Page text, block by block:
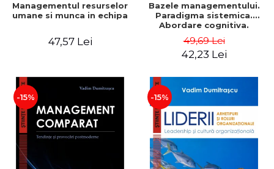
Managementul resurselor
umane si munca in echipa
47,57 Lei
Bazele managementului.
Paradigma sistemica.
Abordare cognitiva.
comportamentala - Vadim
Dumitrascu
49,69 Lei
42,23 Lei
-15% -15%